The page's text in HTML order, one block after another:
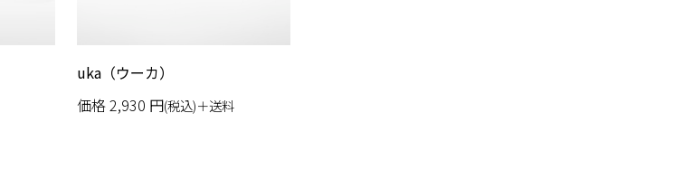
uka（ウーカ）
価格2,930 円(税込)＋送料